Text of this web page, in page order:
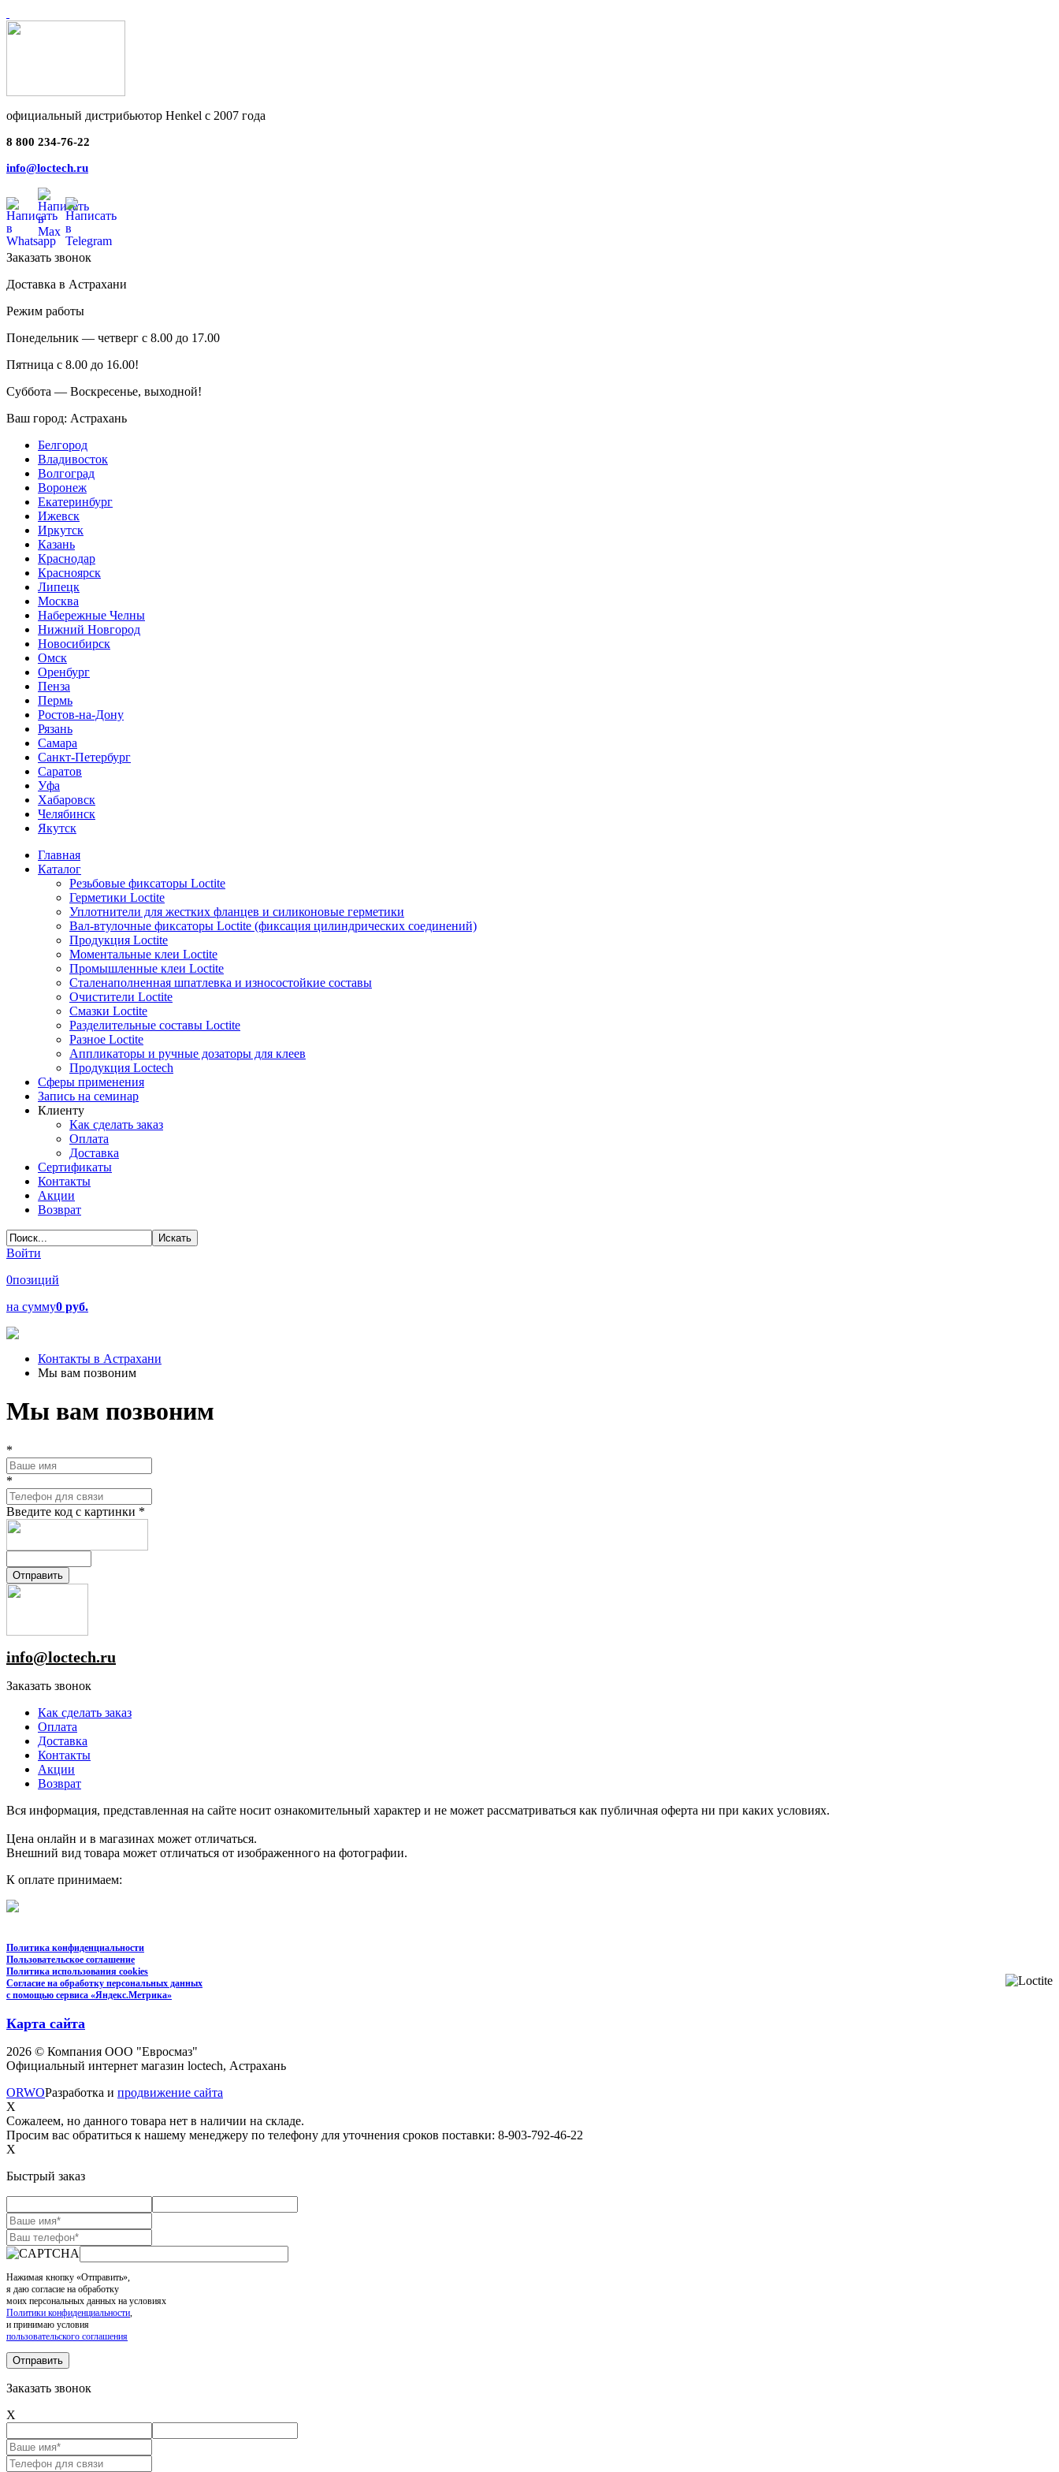
официальный дистрибьютор Henkel с 2007 года
8 800 234-76-22
info@loctech.ru
Заказать звонок
Доставка в Астрахани
Режим работы
Понедельник — четверг с 8.00 до 17.00
Пятница с 8.00 до 16.00!
Суббота — Воскресенье, выходной!
Ваш город: Астрахань
Белгород
Владивосток
Волгоград
Воронеж
Екатеринбург
Ижевск
Иркутск
Казань
Краснодар
Красноярск
Липецк
Москва
Набережные Челны
Нижний Новгород
Новосибирск
Омск
Оренбург
Пенза
Пермь
Ростов-на-Дону
Рязань
Самара
Санкт-Петербург
Саратов
Уфа
Хабаровск
Челябинск
Якутск
Главная
Каталог
Резьбовые фиксаторы Loctite
Герметики Loctite
Уплотнители для жестких фланцев и силиконовые герметики
Вал-втулочные фиксаторы Loctite (фиксация цилиндрических соединений)
Продукция Loctite
Моментальные клеи Loctite
Промышленные клеи Loctite
Сталенаполненная шпатлевка и износостойкие составы
Очистители Loctite
Смазки Loctite
Разделительные составы Loctite
Разное Loctite
Аппликаторы и ручные дозаторы для клеев
Продукция Loctech
Сферы применения
Запись на семинар
Клиенту
Как сделать заказ
Оплата
Доставка
Сертификаты
Контакты
Акции
Возврат
Войти
0позиций
на сумму0 руб.
Контакты в Астрахани
Мы вам позвоним
Мы вам позвоним
*
*
Введите код с картинки *
info@loctech.ru
Заказать звонок
Как сделать заказ
Оплата
Доставка
Контакты
Акции
Возврат
Вся информация, представленная на сайте носит ознакомительный характер и не может рассматриваться как публичная оферта ни при каких условиях.
Цена онлайн и в магазинах может отличаться.
Внешний вид товара может отличаться от изображенного на фотографии.
К оплате принимаем:
Политика конфиденциальности
Пользовательское соглашение
Политика использования cookies
Согласие на обработку персональных данных
с помощью сервиса «Яндекс.Метрика»
Карта сайта
2026 © Компания ООО "Евросмаз"
Официальный интернет магазин loctech, Астрахань
ORWOРазработка и продвижение сайта
X
Сожалеем, но данного товара нет в наличии на складе.
Просим вас обратиться к нашему менеджеру по телефону для уточнения сроков поставки: 8-903-792-46-22
X
Быстрый заказ
Нажимая кнопку «Отправить»,
я даю согласие на обработку
моих персональных данных на условиях
Политики конфиденциальности,
и принимаю условия
пользовательского соглашения
Заказать звонок
X